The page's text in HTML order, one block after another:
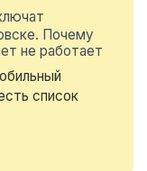
Почему
не работает
список